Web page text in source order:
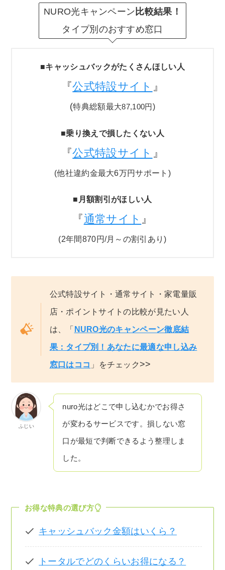
NURO光キャンペーン 比較結果！
タイプ別のおすすめ窓口
■キャッシュバックがたくさんほしい人
『公式特設サイト 』
(特典総額最大87,100円)
■乗り換えで損したくない人
『公式特設サイト 』
(他社違約金最大6万円サポート)
■ 月額割引がほしい人
『通常サイト 』
(2年間870円/月～の割引あり)
公式特設サイト・通常サイト・家電量販
店・ポイントサイトの比較が見たい人
は、「NURO光のキャンペーン徹底結
果：タイプ別！あなたに最適な申し込み
窓口はココ 」をチェック >>
ふじい
nuro光はどこで申し込むかでお得さ
が変わるサービスです。損しない窓
口が最短で判断できるよう整理しま
した。
お得な特典の選び方
キャッシュバック金額はいくら？
トータルでどのくらいお得になる？